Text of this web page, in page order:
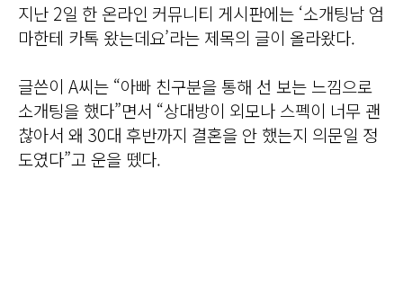
지난 2일 한 온라인 커뮤니티 게시판에는 ‘소개팅남 엄
마한테 카톡 왔는데요’라는 제목의 글이 올라왔다.
글쓴이 A씨는 “아빠 친구분을 통해 선 보는 느낌으로
소개팅을 했다”면서 “상대방이 외모나 스펙이 너무 괜
찮아서 왜 30대 후반까지 결혼을 안 했는지 의문일 정
도였다”고 운을 뗐다.